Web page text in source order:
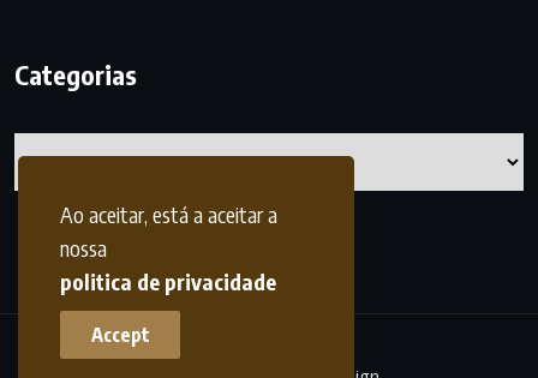
Ao aceitar, está a aceitar a
nossa
politica de privacidade
Accept
Categorias